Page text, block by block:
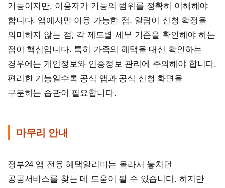
기능이지만, 이용자가 기능의 범위를 정확히 이해해야
합니다. 앱에서만 이용 가능한 점, 알림이 신청 확정을
의미하지 않는 점, 각 제도별 세부 기준을 확인해야 하는
점이 핵심입니다. 특히 가족의 혜택을 대신 확인하는
경우에는 개인정보와 인증정보 관리에 주의해야 합니다.
편리한 기능일수록 공식 앱과 공식 신청 화면을
구분하는 습관이 필요합니다.
마무리 안내
정부24 앱 전용 혜택알리미는 몰라서 놓치던
공공서비스를 찾는 데 도움이 될 수 있습니다. 하지만